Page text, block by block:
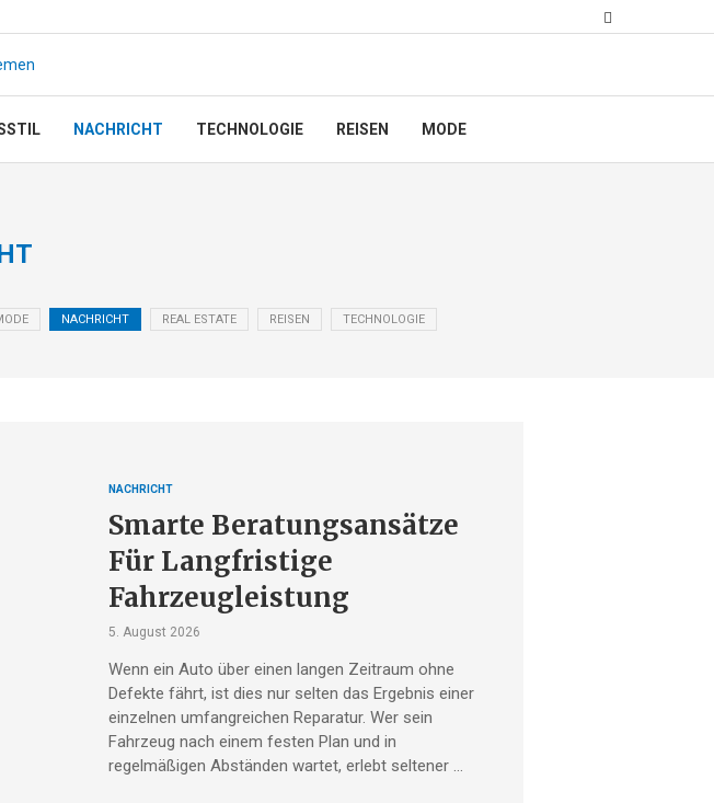
NACHRICHT TECHNOLOGIE REISEN MODE
NACHRICHT REAL ESTATE REISEN TECHNOLOGIE
NACHRICHT
Smarte Beratungsansätze
Für Langfristige
Fahrzeugleistung
5. August 2026
Wenn ein Auto über einen langen Zeitraum ohne
Defekte fährt, ist dies nur selten das Ergebnis einer
einzelnen umfangreichen Reparatur. Wer sein
Fahrzeug nach einem festen Plan und in
regelmäßigen Abständen wartet, erlebt seltener …